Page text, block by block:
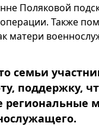
Поляковой
Также
матери
семьи
поддержку,